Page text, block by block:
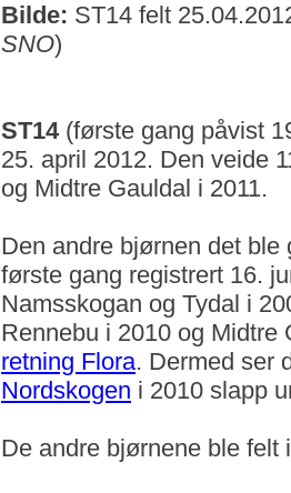
Bilde: ST14 felt
SNO)
ST14(første gang påvist
25. april 2012. Den veide
og Midtre Gauldal i 2011.
Den andre bjørnen det
første gang registrert 16.
Namsskogan og Tydal i
Rennebu i 2010 og
retning Flora. Dermed ser
Nordskogen i 2010 slapp
De andre bjørnene ble felt